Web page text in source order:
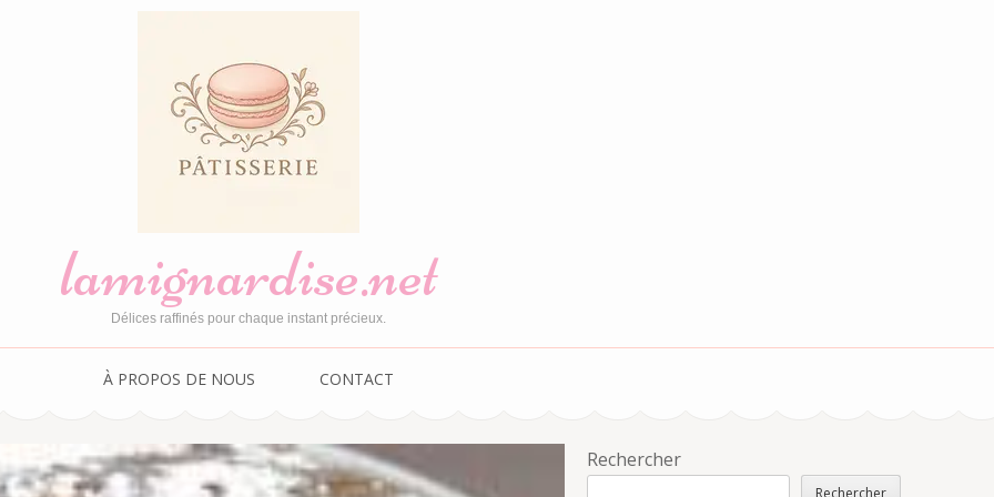
lamignardise.net
Délices raffinés pour chaque instant précieux.
À PROPOS DE NOUS CONTACT
Rechercher